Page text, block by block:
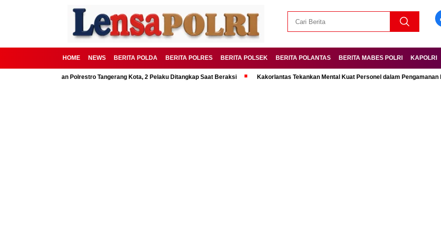
HOME NEWS BERITA POLDA BERITA POLRES BERITA POLSEK BERITA POLANTAS BERITA MABES POLRI KAPOLRI
Digagalkan Polrestro Tangerang Kota, 2 Pelaku Ditangkap Saat Beraksi Kakorlantas Tekankan Mental Kuat Personel dalam Pengamanan Mudik